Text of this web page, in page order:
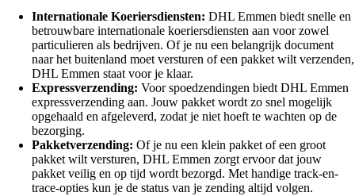
Internationale Koeriersdiensten: DHL Emmen biedt snelle en
betrouwbare internationale koeriersdiensten aan voor zowel
particulieren als bedrijven. Of je nu een belangrijk document
naar het buitenland moet versturen of een pakket wilt verzenden,
DHL Emmen staat voor je klaar.
Expressverzending: Voor spoedzendingen biedt DHL Emmen
expressverzending aan. Jouw pakket wordt zo snel mogelijk
opgehaald en afgeleverd, zodat je niet hoeft te wachten op de
bezorging.
Pakketverzending: Of je nu een klein pakket of een groot
pakket wilt versturen, DHL Emmen zorgt ervoor dat jouw
pakket veilig en op tijd wordt bezorgd. Met handige track-en-
trace-opties kun je de status van je zending altijd volgen.